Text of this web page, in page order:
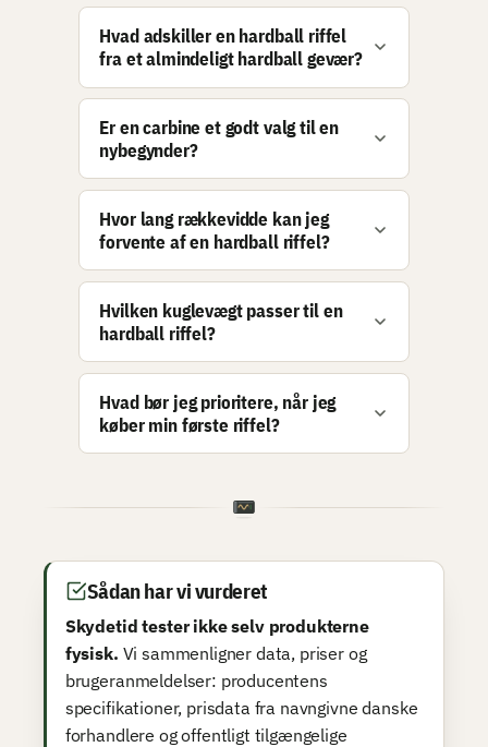
Hvad adskiller en hardball riffel
fra et almindeligt hardball gevær?
Er en carbine et godt valg til en
nybegynder?
Hvor lang rækkevidde kan jeg
forvente af en hardball riffel?
Hvilken kuglevægt passer til en
hardball riffel?
Hvad bør jeg prioritere, når jeg
køber min første riffel?
Sådan har vi vurderet
Skydetid tester ikke selv produkterne
fysisk. Vi sammenligner data, priser og
brugeranmeldelser: producentens
specifikationer, prisdata fra navngivne danske
forhandlere og offentligt tilgængelige